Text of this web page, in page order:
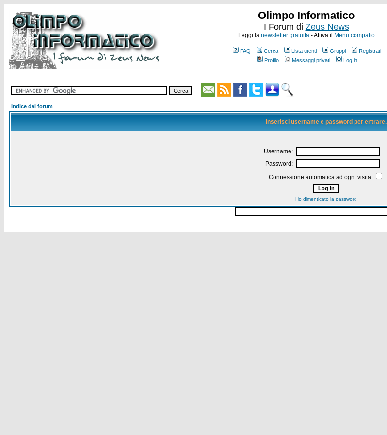
Olimpo Informatico
I Forum di Zeus News
Leggi la newsletter gratuita- Attiva il Menu compatto
FAQ Cerca Lista utenti Gruppi
Registrati
Profilo
Messaggi privati Log in
Indice del forum
Inserisci username e password per entrare.
Username:
Password:
Connessione automatica ad ogni visita:
Ho dimenticato la password